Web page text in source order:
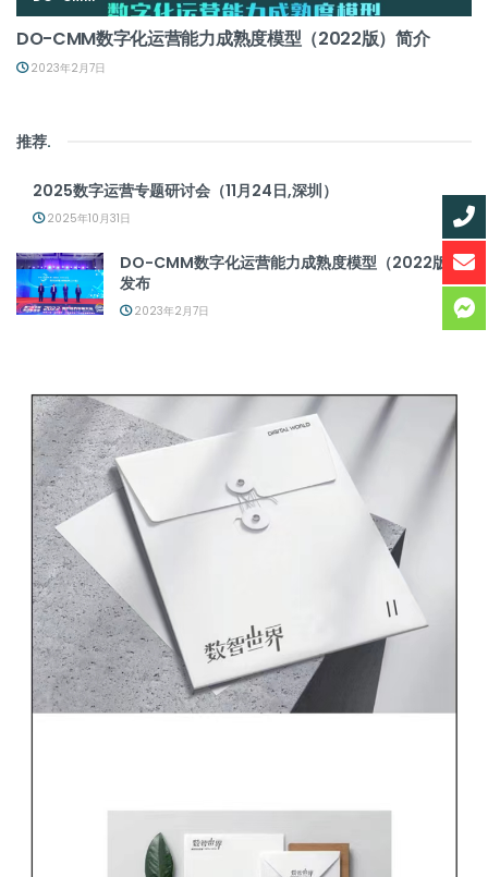
DO-CMM数字化运营能力成熟度模型（2022版）简介
2023年2月7日
推荐.
2025数字运营专题研讨会（11月24日,深圳）
2025年10月31日
DO-CMM数字化运营能力成熟度模型（2022版）
发布
2023年2月7日